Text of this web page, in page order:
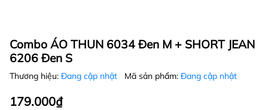
Combo ÁO THUN 6034 Đen M + SHORT JEAN
6206 Đen S
Thương hiệu: Đang cập nhật Mã sản phẩm: Đang cập nhật
179.000₫